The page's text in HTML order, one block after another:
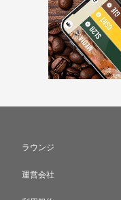
ラウンジ
運営会社